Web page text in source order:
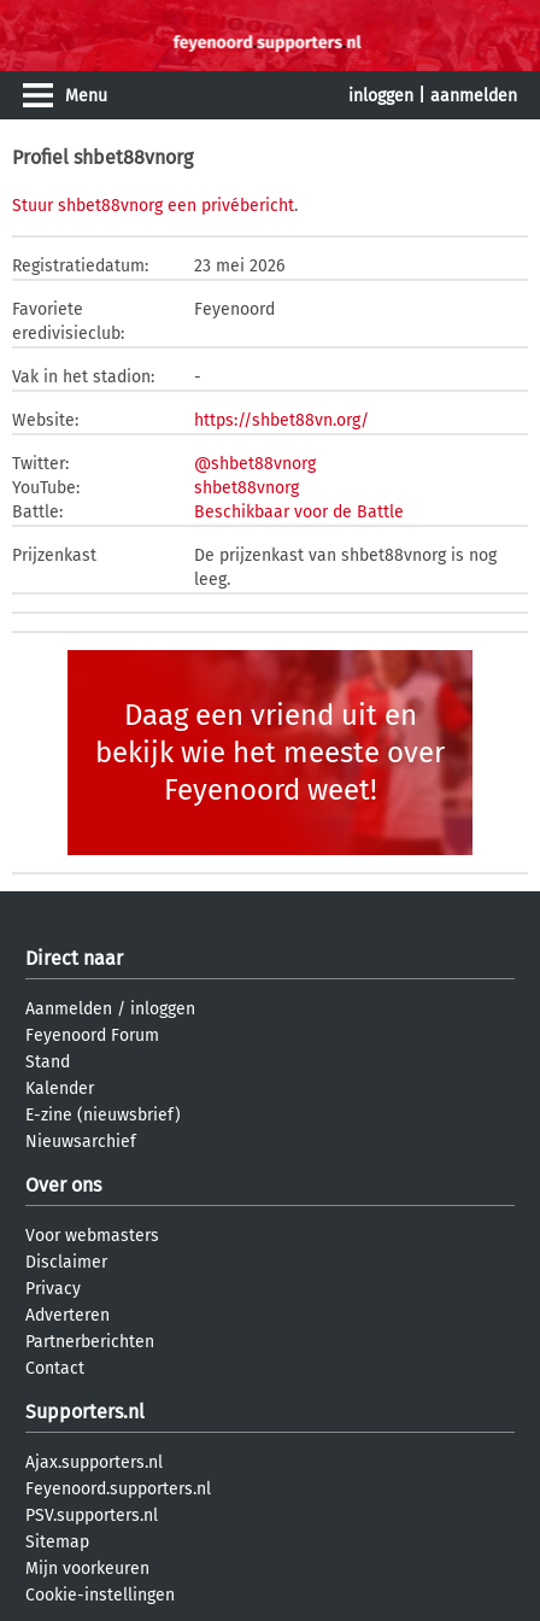
Menu inloggen aanmelden
Profiel shbet88vnorg
Stuur shbet88vnorg een privébericht.
Registratiedatum: 23 mei 2026
Favoriete
eredivisieclub:
Feyenoord
Vak in het stadion: -
Website: https://shbet88vn.org/
Twitter:
@shbet88vnorg
YouTube:
shbet88vnorg
Battle:
Beschikbaar voor de Battle
Prijzenkast
De prijzenkast van shbet88vnorg is nog
leeg.
Daag een vriend uit en
bekijk wie het meeste over
Feyenoord weet!
Direct naar
Aanmelden / inloggen
Feyenoord Forum
Stand
Kalender
E-zine (nieuwsbrief)
Nieuwsarchief
Over ons
Voor webmasters
Disclaimer
Privacy
Adverteren
Partnerberichten
Contact
Supporters.nl
Ajax.supporters.nl
Feyenoord.supporters.nl
PSV.supporters.nl
Sitemap
Mijn voorkeuren
Cookie-instellingen